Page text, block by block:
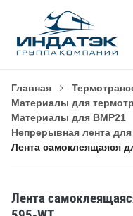
Главная
Материалы для
Материалы для BMP21
Непрерывная лента для
Лента самоклеящаяся
Лента